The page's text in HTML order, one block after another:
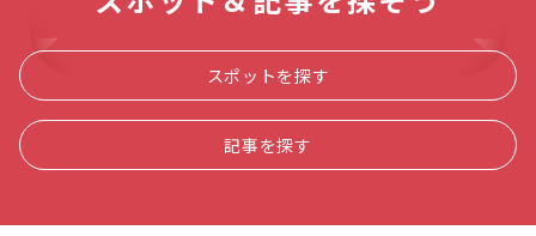
スポットを探す
記事を探す